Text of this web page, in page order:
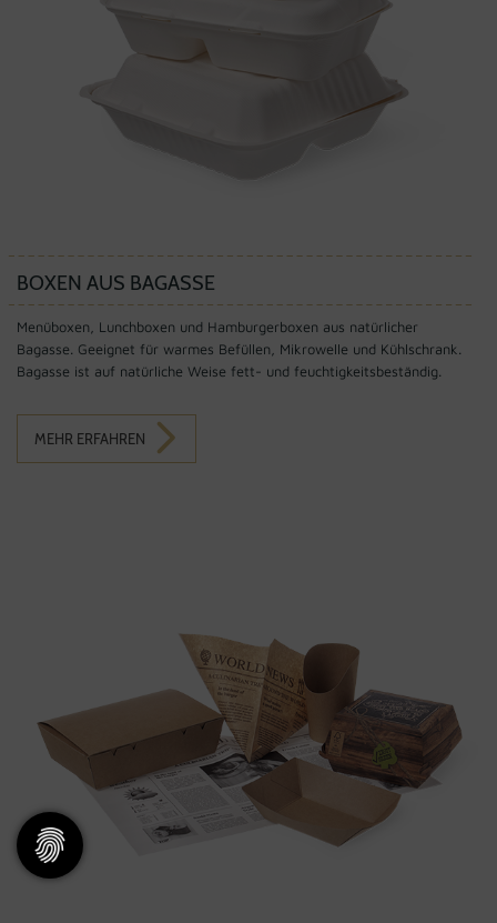
BOXEN AUS BAGASSE
Menüboxen, Lunchboxen und Hamburgerboxen aus natürlicher
Bagasse. Geeignet für warmes Befüllen, Mikrowelle und Kühlschrank.
Bagasse ist auf natürliche Weise fett- und feuchtigkeitsbeständig.
MEHR ERFAHREN